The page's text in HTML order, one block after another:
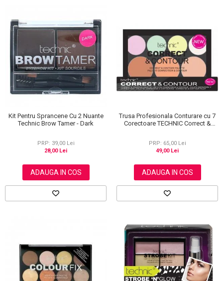
Kit Pentru Sprancene Cu 2 Nuante
Technic Brow Tamer - Dark
PRP: 39,00 Lei
28,00 Lei
ADAUGA IN COS
Trusa Profesionala Conturare cu 7
Corectoare TECHNIC Correct &
PRP: 65,00 Lei
49,00 Lei
ADAUGA IN COS